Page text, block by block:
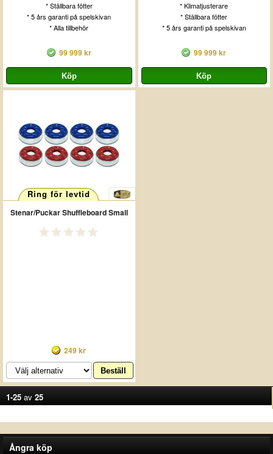
* Ställbara fötter
* 5 års garanti på spelskivan
* Alla tillbehör
99 999 kr
* Klimatjusterare
* Ställbara fötter
* 5 års garanti på spelskivan
99 999 kr
Ring för levtid
Stenar/Puckar Shuffleboard Small
249 kr
1-25 av 25
Ångra köp